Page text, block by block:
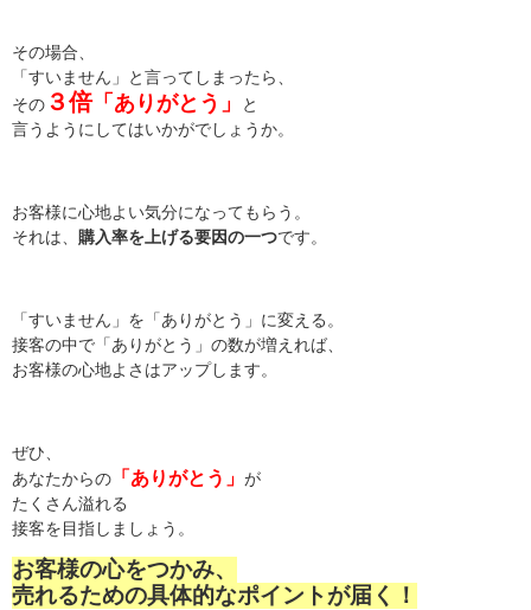
その場合、
「すいません」と言ってしまったら、
その ３倍「ありがとう」
と
言うようにしてはいかがでしょうか。
お客様に心地よい気分になってもらう。
それは、
購入率を上げる要因の一つです。
「すいません」を「ありがとう」に変える。
接客の中で「ありがとう」の数が増えれば、
お客様の心地よさはアップします。
ぜひ、
あなたからの 「ありがとう」 が
たくさん溢れる
接客を目指しましょう。
お客様の心をつかみ、
売れるための具体的なポイントが届く！